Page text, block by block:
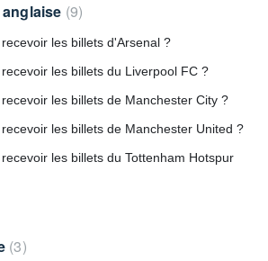
9
les billets d'Arsenal ?
les billets du Liverpool FC ?
les billets de Manchester City ?
les billets de Manchester United ?
les billets du Tottenham Hotspur
3